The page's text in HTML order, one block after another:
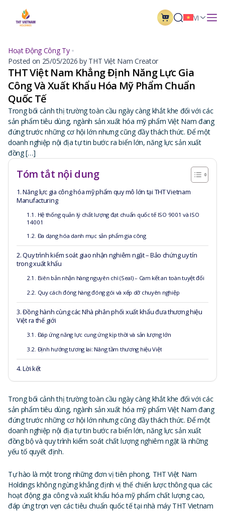
VI
Hoạt Động Công Ty
Posted on 25/05/2026 by THT Việt Nam Creator
THT Việt Nam Khẳng Định Năng Lực Gia
Công Và Xuất Khẩu Hóa Mỹ Phẩm Chuẩn
Quốc Tế
Trong bối cảnh thị trường toàn cầu ngày càng khắt khe đối với các
sản phẩm tiêu dùng, ngành sản xuất hóa mỹ phẩm Việt Nam đang
đứng trước những cơ hội lớn nhưng cũng đầy thách thức. Để một
doanh nghiệp nội địa tự tin bước ra biển lớn, năng lực sản xuất
đồng […]
Tóm tắt nội dung
1. Năng lực gia công hóa mỹ phẩm quy mô lớn tại THT Vietnam
Manufacturing
1.1. Hệ thống quản lý chất lượng đạt chuẩn quốc tế ISO 9001 và ISO
14001
1.2. Đa dạng hóa danh mục sản phẩm gia công
2. Quy trình kiểm soát giao nhận nghiêm ngặt – Bảo chứng uy tín
trong xuất khẩu
2.1. Biên bản nhận hàng nguyên chì (Seal) – Cam kết an toàn tuyệt đối
2.2. Quy cách đóng hàng đóng gói và xếp dỡ chuyên nghiệp
3. Đồng hành cùng các Nhà phân phối xuất khẩu đưa thương hiệu
Việt ra thế giới
3.1. Đáp ứng năng lực cung ứng kịp thời và sản lượng lớn
3.2. Định hướng tương lai: Nâng tầm thương hiệu Việt
4. Lời kết
Trong bối cảnh thị trường toàn cầu ngày càng khắt khe đối với các
sản phẩm tiêu dùng, ngành sản xuất hóa mỹ phẩm Việt Nam đang
đứng trước những cơ hội lớn nhưng cũng đầy thách thức. Để một
doanh nghiệp nội địa tự tin bước ra biển lớn, năng lực sản xuất
đồng bộ và quy trình kiểm soát chất lượng nghiêm ngặt là những
yếu tố quyết định.
Tự hào là một trong những đơn vị tiên phong, THT Việt Nam
Holdings không ngừng khẳng định vị thế chiến lược thông qua các
hoạt động gia công và xuất khẩu hóa mỹ phẩm chất lượng cao,
đáp ứng trọn vẹn các tiêu chuẩn quốc tế tại nhà máy THT Vietnam